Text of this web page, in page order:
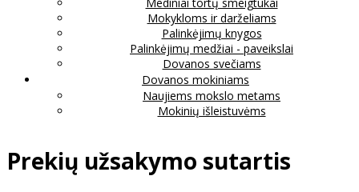
Mokykloms ir darželiams
Palinkėjimų knygos
Palinkėjimų medžiai - paveikslai
Dovanos svečiams
Dovanos mokiniams
Naujiems mokslo metams
Mokinių išleistuvėms
Prekių užsakymo sutartis